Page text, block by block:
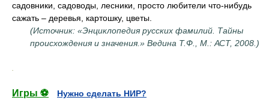
садовники, садоводы, лесники, просто любители что-нибудь
сажать – деревья, картошку, цветы.
(Источник: «Энциклопедия русских фамилий. Тайны
происхождения и значения.» Ведина Т.Ф., М.: АСТ, 2008.)
Игры ⚽
Нужно сделать НИР?